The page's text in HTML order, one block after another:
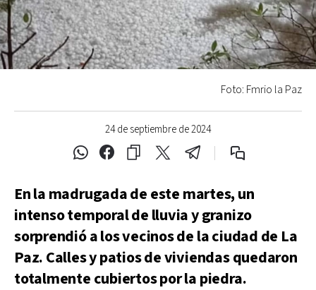
24 de septiembre de 2024
Foto: Fmrio la Paz
En la madrugada de este martes, un
intenso temporal de lluvia y granizo
sorprendió a los vecinos de la ciudad de La
Paz. Calles y patios de viviendas quedaron
totalmente cubiertos por la piedra.